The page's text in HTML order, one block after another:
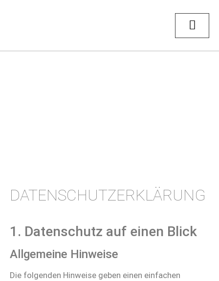
DATENSCHUTZERKLÄRUNG
1. Datenschutz auf einen Blick
Allgemeine Hinweise
Die folgenden Hinweise geben einen einfachen